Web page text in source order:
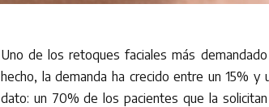
Uno de los retoques faciales más
hecho, la demanda ha crecido entre un 15%
dato: un 70% de los pacientes que la